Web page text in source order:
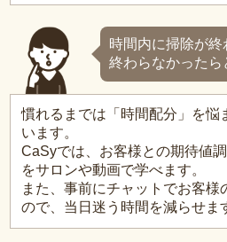
時間内に掃除が
終わらなかったら
慣れるまでは「時間配分」を悩
います。
CaSyでは、お客様との期待値
をサロンや動画で学べます。
また、事前にチャットでお客様
ので、当日迷う時間を減らせま